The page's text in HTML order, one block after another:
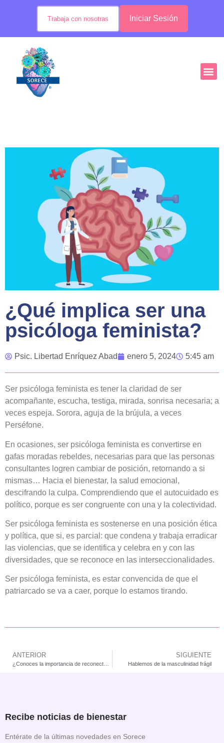
Trabaja con nosotras Iniciar Sesión
¿Qué implica ser una
psicóloga feminista?
Psic. Libertad Enríquez Abad enero 5, 2024 5:45 am
Ser psicóloga feminista es tener la claridad de ser
acompañante, escucha, testiga, mirada, sonrisa necesaria; a
veces espeja. Sorora, aguja de la brújula, a veces
Perséfone.
En ocasiones, ser psicóloga feminista es convertirse en
gafas moradas rebeldes, necesarias para que las personas
consultantes logren cambiar de posición, retornando a si
mismas… Hacia el bienestar, la salud emocional,
descifrando la culpa. Comprendiendo que el autocuidado es
político, porque es ser congruente con una y la colectividad.
Ser psicóloga feminista es sostenerse en una posición ética
y política, que si, es parcial: que condena y trabaja erradicar
las violencias, que se identifica y celebra en y con las
diversidades, que se reconoce en las interseccionalidades.
Ser psicóloga feminista, es estar convencida de que el
patriarcado se va a caer, porque lo estamos tirando.
ANTERIOR SIGUIENTE
Hablemos de la masculinidad frágil
Recibe noticias de bienestar
Entérate de la últimas novedades en Sorece